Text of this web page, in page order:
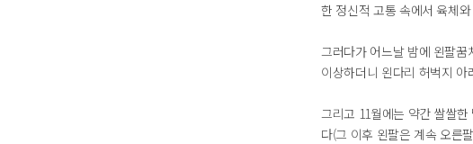
한 정신적 고통 속에서 육체
그러다가 어느날 밤에 왼팔
이상하더니 왼다리 허벅지
그리고 11월에는 약간 쌀쌀
다(그 이후 왼팔은 계속 오른